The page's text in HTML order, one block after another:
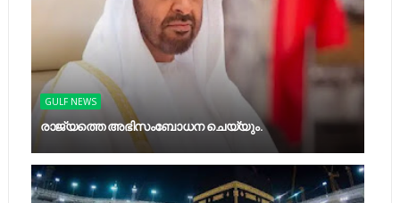
GULF NEWS
രാജ്യത്തെ അഭിസംബോധന ചെയ്യും.